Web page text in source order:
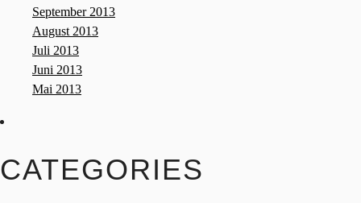
September 2013
August 2013
Juli 2013
Juni 2013
Mai 2013
CATEGORIES